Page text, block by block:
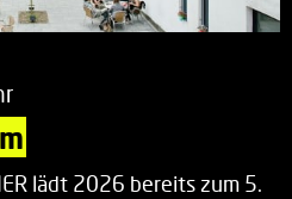
lädt 2026 bereits zum 5.